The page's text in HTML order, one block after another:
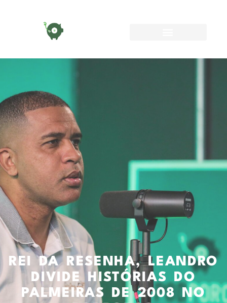
REI DA RESENHA, LEANDRO
DIVIDE HISTÓRIAS DO
PALMEIRAS DE 2008 NO